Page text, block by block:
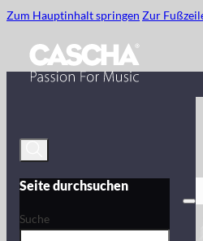
Zum Hauptinhalt springen Zur
Seite durchsuchen
Suche